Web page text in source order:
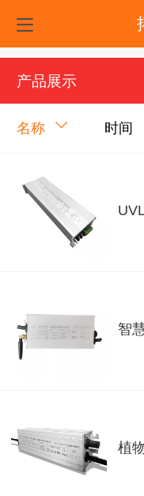
产品展示
名称 时间
智
植